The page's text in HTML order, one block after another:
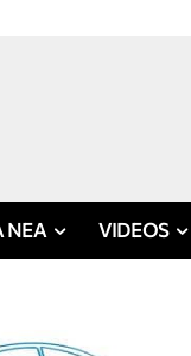
ΝΕΑ VIDEOS